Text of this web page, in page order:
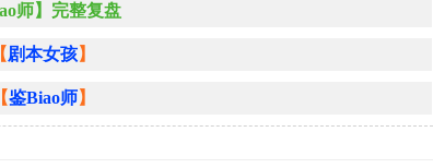
师】完整复盘
剧本女孩】
鉴Biao师】